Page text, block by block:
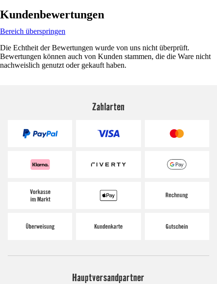
Kundenbewertungen
Bereich überspringen
Die Echtheit der Bewertungen wurde von uns nicht überprüft.
Bewertungen können auch von Kunden stammen, die die Ware nicht
nachweislich genutzt oder gekauft haben.
Zahlarten
Hauptversandpartner